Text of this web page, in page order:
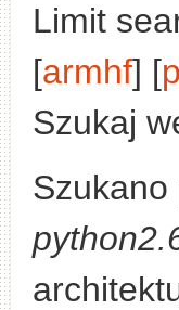
Limit
[armhf] [
Szukaj
Szukano